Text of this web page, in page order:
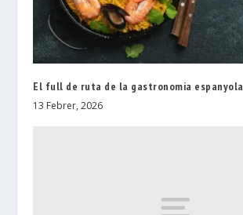
El full de ruta de la gastronomia espanyola
13 Febrer, 2026